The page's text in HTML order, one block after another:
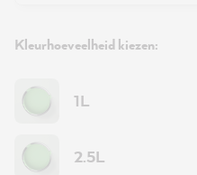
Kleurhoeveelheid kiezen:
1L
2.5L